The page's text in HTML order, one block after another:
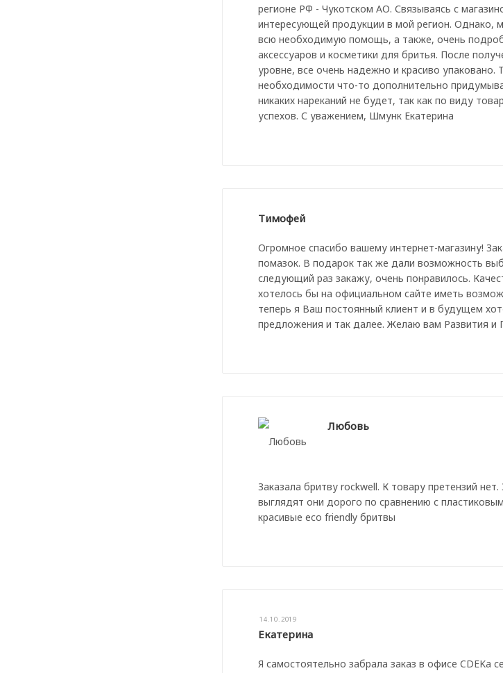
регионе РФ - Чукотском АО. Связываясь с
интересующей продукции в мой регион.
всю необходимую помощь, а также, очень
аксессуаров и косметики для бритья. После
уровне, все очень надежно и красиво упаковано.
необходимости что-то дополнительно
никаких нареканий не будет, так как по виду
успехов. С уважением, Шмунк Екатерина
Тимофей
Огромное спасибо вашему интернет-магазину!
помазок. В подарок так же дали возможность
следующий раз закажу, очень понравилось.
хотелось бы на официальном сайте иметь
теперь я Ваш постоянный клиент и в будущем
предложения и так далее. Желаю вам Развития и
Любовь
Заказала бритву rockwell. К товару претензий
выглядят они дорого по сравнению с
красивые eco friendly бритвы
14.10.2019
Екатерина
Я самостоятельно забрала заказ в офисе CDEKa